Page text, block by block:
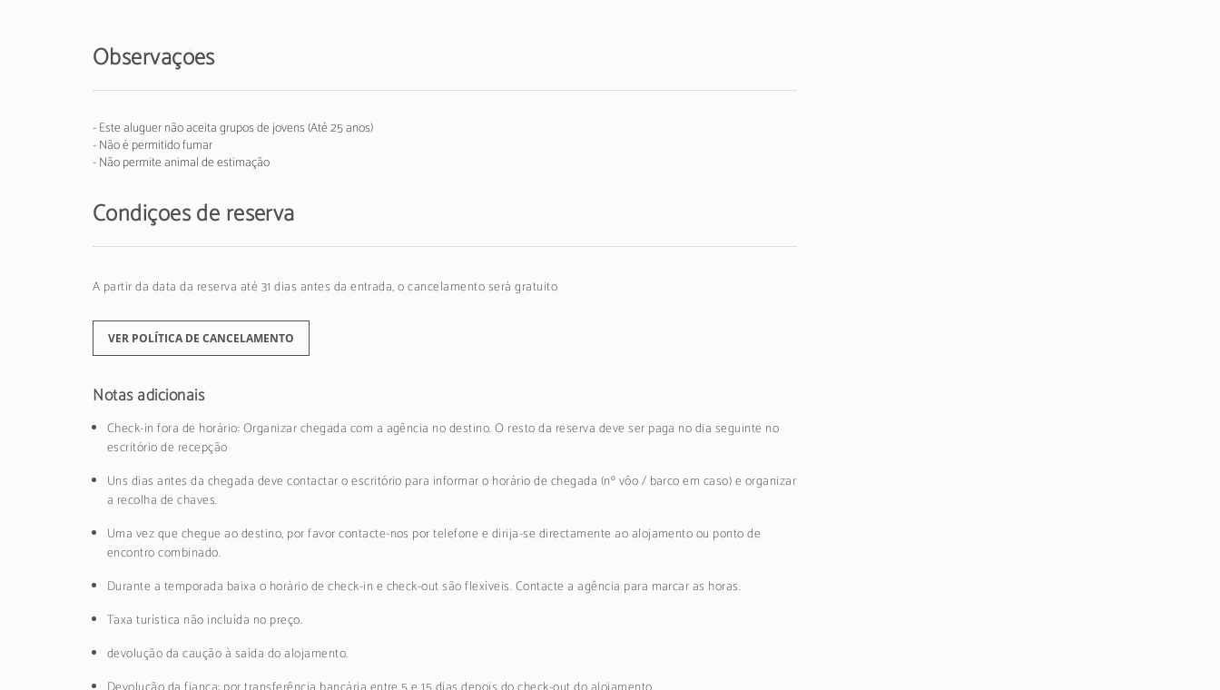
Observações
- Este aluguer não aceita grupos de jovens (Até 25 anos)
- Não é permitido fumar
- Não permite animal de estimação
Condições de reserva
A partir da data da reserva até 31 dias antes da entrada, o cancelamento será gratuito
VER POLÍTICA DE CANCELAMENTO
Notas adicionais
Check-in fora de horário: Organizar chegada com a agência no destino. O resto da reserva deve ser paga no dia seguinte no
escritório de recepção
Uns dias antes da chegada deve contactar o escritório para informar o horário de chegada (nº vôo / barco em caso) e organizar
a recolha de chaves.
Uma vez que chegue ao destino, por favor contacte-nos por telefone e dirija-se directamente ao alojamento ou ponto de
encontro combinado.
Durante a temporada baixa o horário de check-in e check-out são flexíveis. Contacte a agência para marcar as horas.
Taxa turística não incluída no preço.
devolução da caução à saída do alojamento.